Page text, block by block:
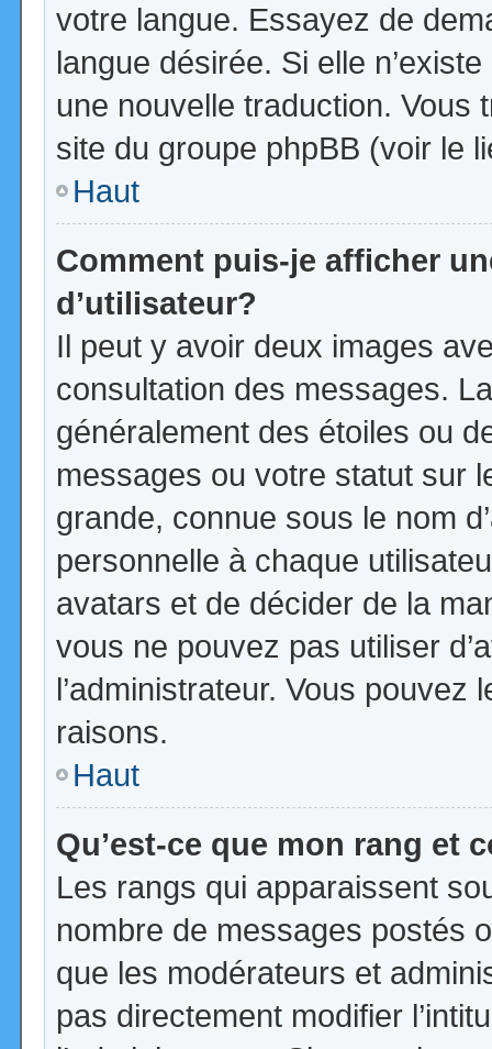
votre langue. Essayez de
langue désirée. Si elle
une nouvelle traduction. Vous
site du groupe phpBB (voir le
Haut
Comment puis-je afficher
d’utilisateur?
Il peut y avoir deux images
consultation des messages.
généralement des étoiles ou
messages ou votre statut sur
grande, connue sous le nom
personnelle à chaque
avatars et de décider de la
vous ne pouvez pas utiliser
l’administrateur. Vous
raisons.
Haut
Qu’est-ce que mon rang et
Les rangs qui apparaissent
nombre de messages postés
que les modérateurs et
pas directement modifier